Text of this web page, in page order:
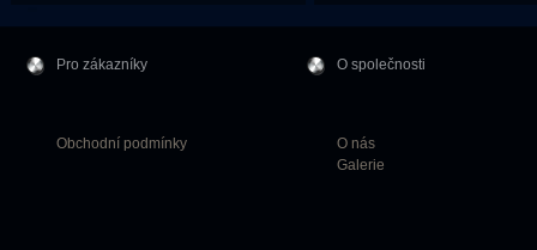
Pro zákazníky
Obchodní podmínky
O společnosti
O nás
Galerie